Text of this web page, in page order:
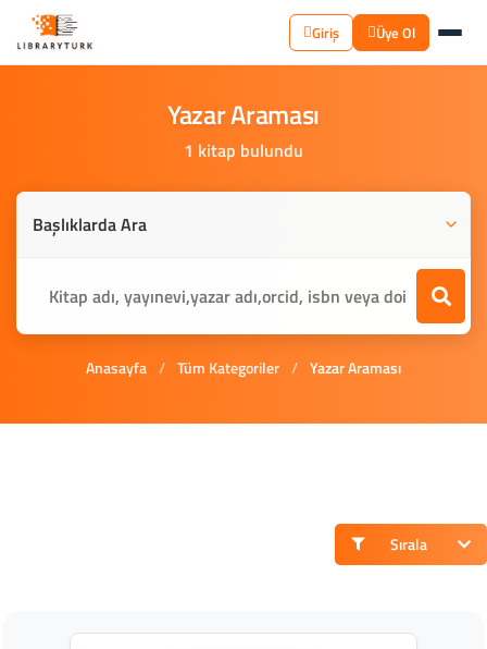
Giriş Üye Ol
YazarAraması
1 kitap bulundu
Anasayfa / Tüm Kategoriler / Yazar Araması
Sırala